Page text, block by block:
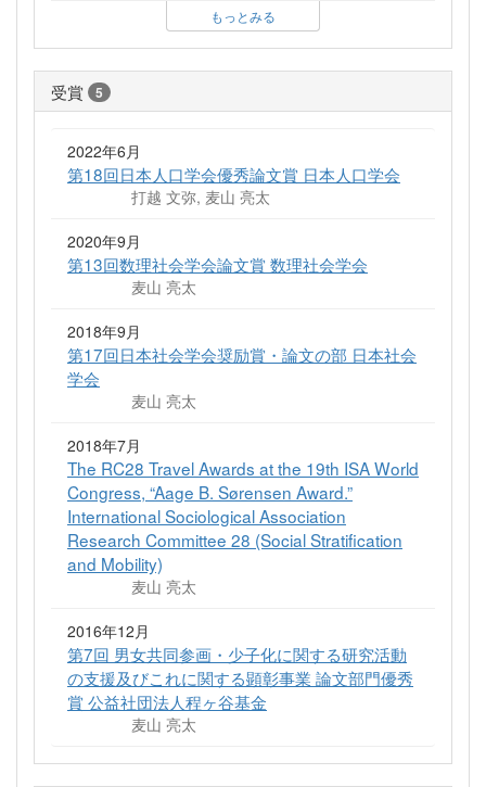
もっとみる
受賞 5
2022年6月
第18回日本人口学会優秀論文賞 日本人口学会
打越 文弥, 麦山 亮太
2020年9月
第13回数理社会学会論文賞 数理社会学会
麦山 亮太
2018年9月
第17回日本社会学会奨励賞・論文の部 日本社会
学会
麦山 亮太
2018年7月
The RC28 Travel Awards at the 19th ISA World
Congress, “Aage B. Sørensen Award.”
International Sociological Association
Research Committee 28 (Social Stratification
and Mobility)
麦山 亮太
2016年12月
第7回 男女共同参画・少子化に関する研究活動
の支援及びこれに関する顕彰事業 論文部門優秀
賞 公益社団法人程ヶ谷基金
麦山 亮太